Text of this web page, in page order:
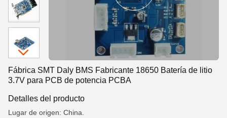
Fábrica SMT Daly BMS Fabricante 18650 Batería de litio
3.7V para PCB de potencia PCBA
Detalles del producto
Lugar de origen: China.